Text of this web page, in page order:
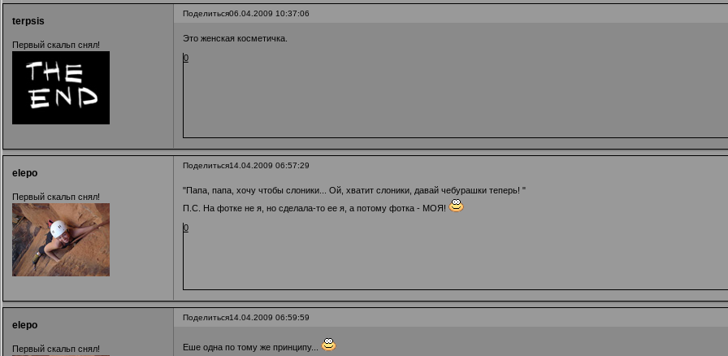
Поделиться06.04.2009 10:37:06
terpsis
Первый скальп снял!
Это женская косметичка.
0
Поделиться14.04.2009 06:57:29
elepo
Первый скальп снял!
"Папа, папа, хочу чтобы слоники... Ой, хватит слоники, давай чебурашки теперь! "
П.С. На фотке не я, но сделала-то ее я, а потому фотка - МОЯ!
0
Поделиться14.04.2009 06:59:59
elepo
Первый скальп снял!
Еше одна по тому же принципу...